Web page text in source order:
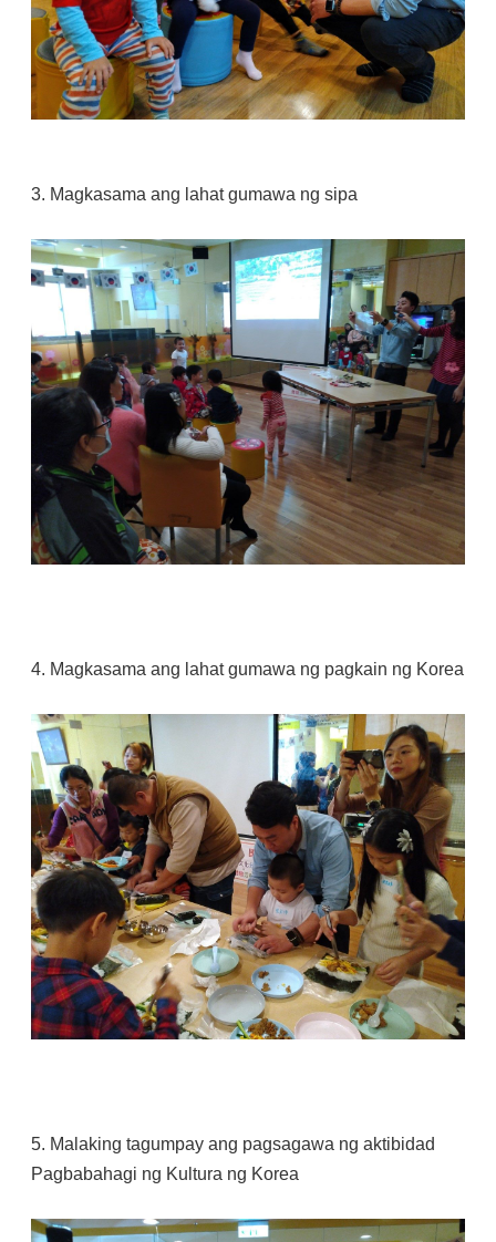
3. Magkasama ang lahat gumawa ng sipa
4. Magkasama ang lahat gumawa ng pagkain ng Korea
5. Malaking tagumpay ang pagsagawa ng aktibidad
Pagbabahagi ng Kultura ng Korea